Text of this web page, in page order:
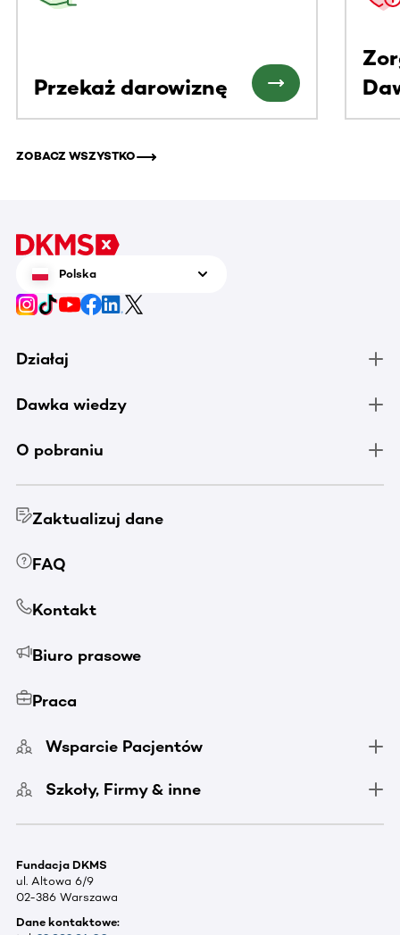
Przekaż darowiznę
ZOBACZ WSZYSTKO
Polska
Działaj
Dawka wiedzy
O pobraniu
Zaktualizuj dane
FAQ
Kontakt
Biuro prasowe
Praca
Wsparcie Pacjentów
Szkoły, Firmy & inne
Fundacja DKMS
ul. Altowa 6/9
02-386 Warszawa
Dane kontaktowe: